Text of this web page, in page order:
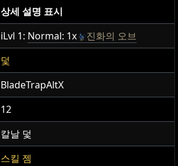
상세 설명 표시
iLvl 1: Normal: 1x
진화의 오브
덫
BladeTrapAltX
12
칼날 덫
스킬 젬